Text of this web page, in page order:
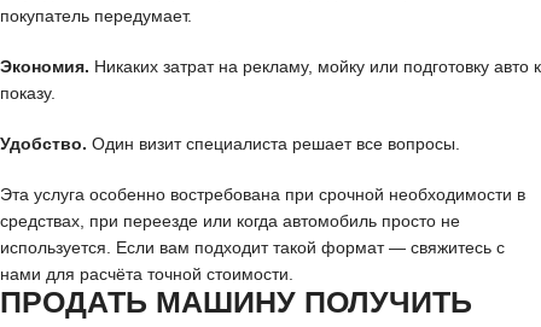
покупатель передумает.
Экономия. Никаких затрат на рекламу, мойку или подготовку авто к
показу.
Удобство. Один визит специалиста решает все вопросы.
Эта услуга особенно востребована при срочной необходимости в
средствах, при переезде или когда автомобиль просто не
используется. Если вам подходит такой формат — свяжитесь с
нами для расчёта точной стоимости.
ПРОДАТЬ МАШИНУ ПОЛУЧИТЬ